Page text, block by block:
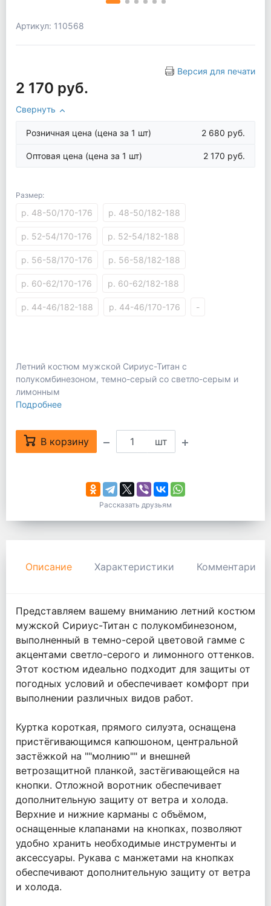
Артикул: 110568
Версия для печати
2 170 руб.
Свернуть
Розничная цена (цена за 1 шт) 2 680 руб.
Оптовая цена (цена за 1 шт) 2 170 руб.
Размер:
р. 48-50/170-176 р. 48-50/182-188
р. 52-54/170-176 р. 52-54/182-188
р. 56-58/170-176 р. 56-58/182-188
р. 60-62/170-176 р. 60-62/182-188
р. 44-46/182-188 р. 44-46/170-176 -
Летний костюм мужской Сириус-Титан с
полукомбинезоном, темно-серый со светло-серым и
лимонным
Подробнее
В корзину шт
Рассказать друзьям
Описание Характеристики Комментарии
Представляем вашему вниманию летний костюм
мужской Сириус-Титан с полукомбинезоном,
выполненный в темно-серой цветовой гамме с
акцентами светло-серого и лимонного оттенков.
Этот костюм идеально подходит для защиты от
погодных условий и обеспечивает комфорт при
выполнении различных видов работ.
Куртка короткая, прямого силуэта, оснащена
пристёгивающимся капюшоном, центральной
застёжкой на ""молнию"" и внешней
ветрозащитной планкой, застёгивающейся на
кнопки. Отложной воротник обеспечивает
дополнительную защиту от ветра и холода.
Верхние и нижние карманы с объёмом,
оснащенные клапанами на кнопках, позволяют
удобно хранить необходимые инструменты и
аксессуары. Рукава с манжетами на кнопках
обеспечивают дополнительную защиту от ветра
и холода.